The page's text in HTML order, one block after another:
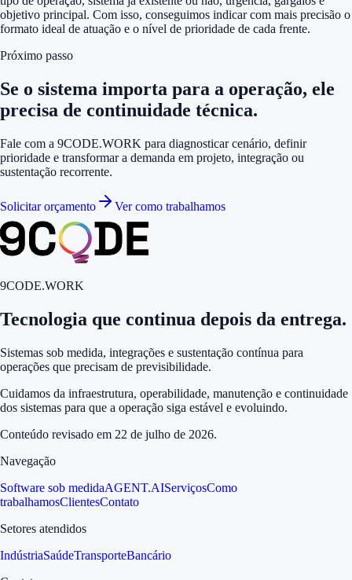
objetivo principal. Com isso, conseguimos indicar com mais precisão o
formato ideal de atuação e o nível de prioridade de cada frente.
Próximo passo
Se o sistema importa para a operação, ele
precisa de continuidade técnica.
Fale com a 9CODE.WORK para diagnosticar cenário, definir
prioridade e transformar a demanda em projeto, integração ou
sustentação recorrente.
Solicitar orçamento Ver como trabalhamos
9CODE.WORK
Tecnologia que continua depois da entrega.
Sistemas sob medida, integrações e sustentação contínua para
operações que precisam de previsibilidade.
Cuidamos da infraestrutura, operabilidade, manutenção e continuidade
dos sistemas para que a operação siga estável e evoluindo.
Conteúdo revisado em 22 de julho de 2026.
Navegação
Software sob medidaAGENT.AIServiçosComo
trabalhamosClientesContato
Setores atendidos
IndústriaSaúdeTransporteBancário